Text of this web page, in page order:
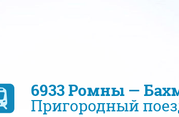
6933 Ромны —
Пригородный